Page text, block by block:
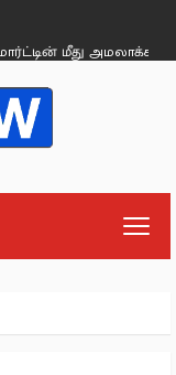
அமலாக்கத்துறை